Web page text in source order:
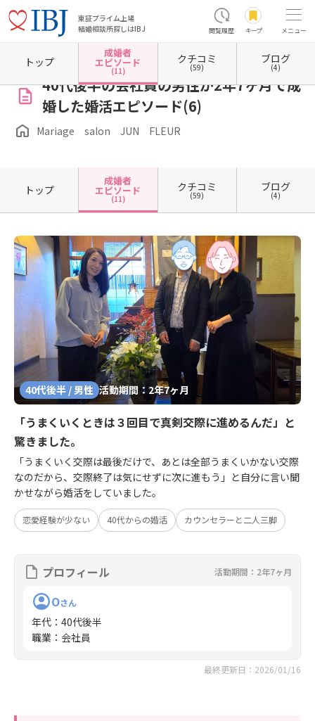
東証プライム上場
結婚相談所探しはIBJ
閲覧履歴 キープ メニュー
ホーム 埼玉県の結婚相談所 埼玉県上尾市 Mariage salon JUN FLEUR 成婚者エ
40代後半の会社員の男性が2年7ヶ月で成
婚した婚活エピソード(6)
Mariage salon JUN FLEUR
トップ
成婚者
エピソード
(11)
クチコミ
(59)
ブログ
(4)
トップ
成婚者
エピソード
(11)
クチコミ
(59)
ブログ
(4)
40代後半 / 男性 活動期間：2年7ヶ月
「うまくいくときは３回目で真剣交際に進めるんだ」と
驚きました。
「うまくいく交際は最後だけで、あとは全部うまくいかない交際
なのだから、交際終了は気にせずに次に進もう」と自分に言い聞
かせながら婚活をしていました。
恋愛経験が少ない 40代からの婚活 カウンセラーと二人三脚
プロフィール 活動期間：2年7ヶ月
Oさん
年代 ： 40代後半
職業 ： 会社員
最終更新日：2026/01/16